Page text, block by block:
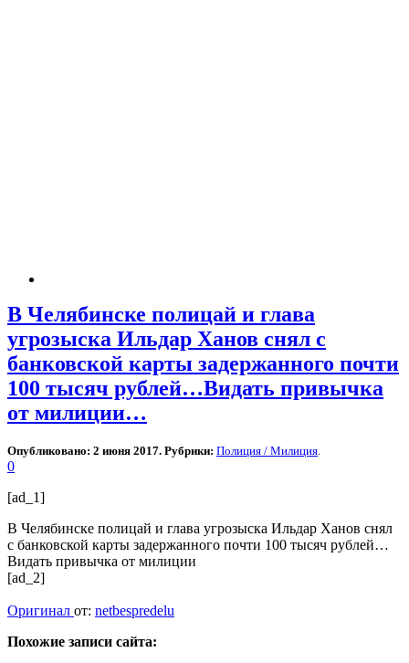
В Челябинске полицай и глава
угрозыска Ильдар Ханов снял с
банковской карты задержанного почти
100 тысяч рублей…Видать привычка
от милиции…
Опубликовано: 2 июня 2017. Рубрики: Полиция / Милиция
0
[ad_1]
В Челябинске полицай и глава угрозыска Ильдар Ханов снял
с банковской карты задержанного почти 100 тысяч рублей…
Видать привычка от милиции
[ad_2]
Оригинал от: netbespredelu
Похожие записи сайта: